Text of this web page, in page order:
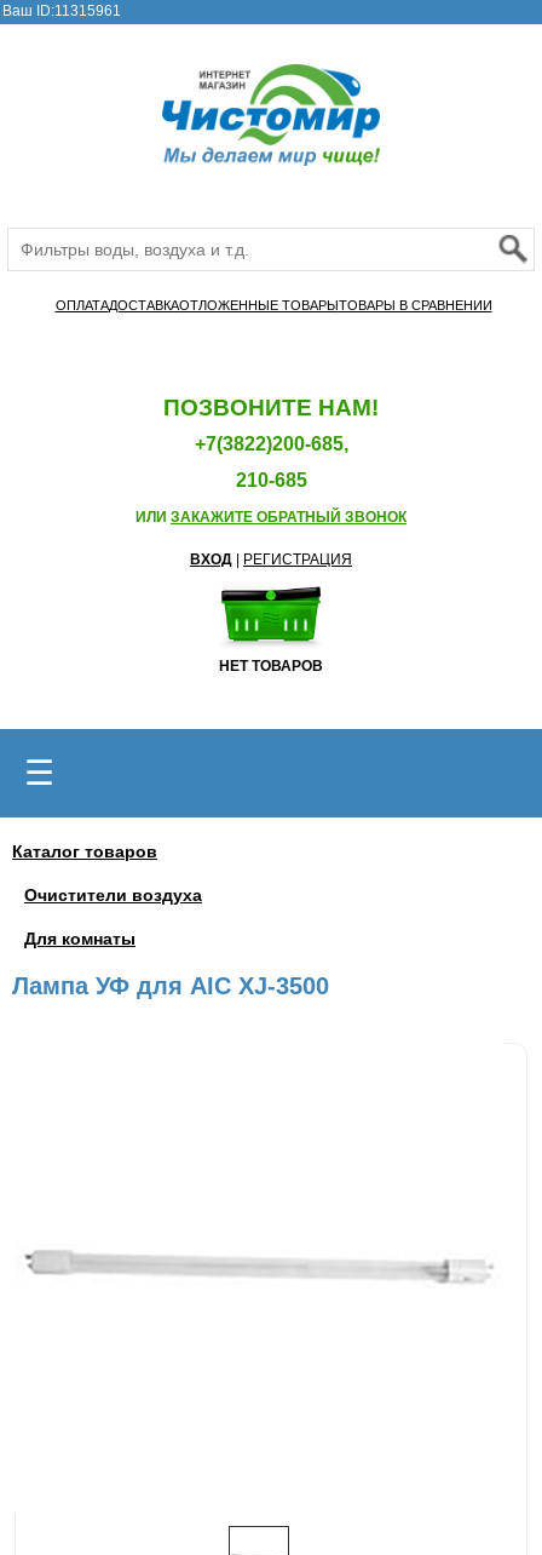
Ваш ID:11315961
ОПЛАТАДОСТАВКАОТЛОЖЕННЫЕ ТОВАРЫТОВАРЫ В СРАВНЕНИИ
ПОЗВОНИТЕ НАМ!
+7(3822)200-685,
210-685
ИЛИ ЗАКАЖИТЕ ОБРАТНЫЙ ЗВОНОК
ВХОД РЕГИСТРАЦИЯ
НЕТ ТОВАРОВ
☰
Каталог товаров
Очистители воздуха
Для комнаты
Лампа УФ для AIC XJ-3500